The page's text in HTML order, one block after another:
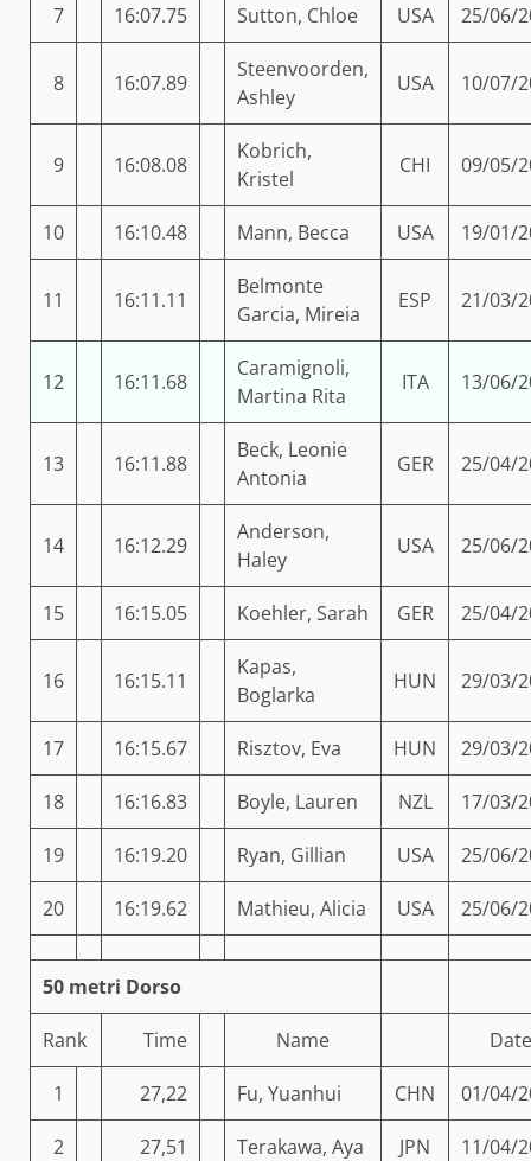
7 16:07.75 Sutton, Chloe USA 25/06/
8 16:07.89
Steenvoorden,
Ashley
USA 10/07/
9 16:08.08
Kobrich,
Kristel
CHI 09/05/
10 16:10.48 Mann, Becca USA 19/01/
11 16:11.11
Belmonte
Garcia, Mireia
ESP 21/03/
12 16:11.68
Caramignoli,
Martina Rita
ITA 13/06/
13 16:11.88
Beck, Leonie
Antonia
GER 25/04/
14 16:12.29
Anderson,
Haley
USA 25/06/
15 16:15.05 Koehler, Sarah GER 25/04/
16 16:15.11
Kapas,
Boglarka
HUN 29/03/
17 16:15.67 Risztov, Eva HUN 29/03/
18 16:16.83 Boyle, Lauren NZL 17/03/
19 16:19.20 Ryan, Gillian USA 25/06/
20 16:19.62 Mathieu, Alicia USA 25/06/
50 metri Dorso
Rank Time Name Date
1 27,22 Fu, Yuanhui CHN 01/04/
2 27,51 Terakawa, Aya JPN 11/04/